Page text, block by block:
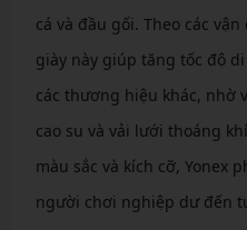
cá và đầu gối. Theo các
giày này giúp tăng tốc độ
các thương hiệu khác, nhờ
cao su và vải lưới thoáng
màu sắc và kích cỡ, Yonex
người chơi nghiệp dư đến